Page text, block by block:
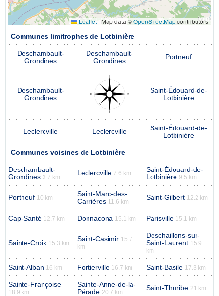
Leaflet | Map data ©OpenStreetMapcontributors
Communes limitrophes de Lotbinière
Deschambault-
Grondines
Deschambault-
Grondines
Portneuf
Deschambault-
Grondines
Saint-Édouard-de-
Lotbinière
Leclercville Leclercville
Saint-Édouard-de-
Lotbinière
Communes voisines de Lotbinière
Deschambault-
Grondines 3.7 km
Leclercville 7.6 km
Saint-Édouard-de-
Lotbinière 9.5 km
Portneuf 10 km
Saint-Marc-des-
Carrières 11.6 km
Saint-Gilbert 12.2 km
Cap-Santé 12.7 km Donnacona 15.1 km Parisville 15.1 km
Sainte-Croix 15.3 km
Saint-Casimir 15.7
km
Deschaillons-sur-
Saint-Laurent 15.9
km
Saint-Alban 16 km Fortierville 16.7 km Saint-Basile 17.3 km
Sainte-Françoise
18.9 km
Sainte-Anne-de-la-
Pérade 20.7 km
Saint-Thuribe 21 km